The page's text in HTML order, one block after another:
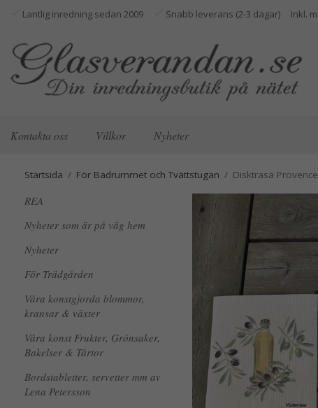
Lantlig inredning sedan 2009 Snabb leverans (2-3 dagar)
Kontakta oss Villkor Nyheter
Startsida / För Badrummet och Tvättstugan / Disktrasa Provence
REA
Nyheter som är på väg hem
Nyheter
För Trädgården
Våra konstgjorda blommor,
kransar & växter
Våra konst Frukter, Grönsaker,
Bakelser & Tårtor
Bordstabletter, servetter mm av
Lena Petersson